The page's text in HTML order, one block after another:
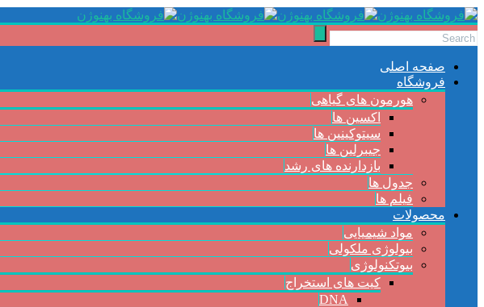
صفحه اصلی
فروشگاه
هورمون های گیاهی
اکسین ها
سیتوکینین ها
جیبرلین ها
بازدارنده های رشد
جدول ها
فیلم ها
محصولات
مواد شیمیایی
بیولوژی ملکولی
بیوتکنولوژی
کیت های استخراج
DNA